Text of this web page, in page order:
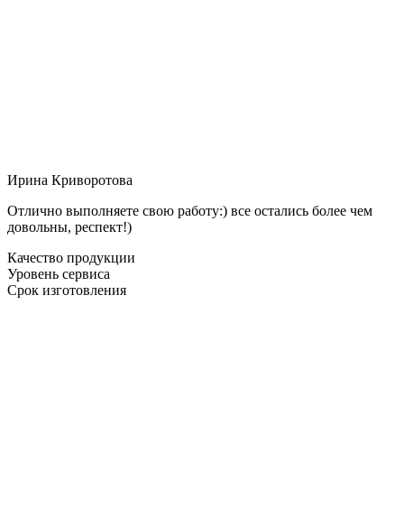
Ирина Криворотова
Отлично выполняете свою работу:) все остались более чем
довольны, респект!)
Качество продукции
Уровень сервиса
Срок изготовления